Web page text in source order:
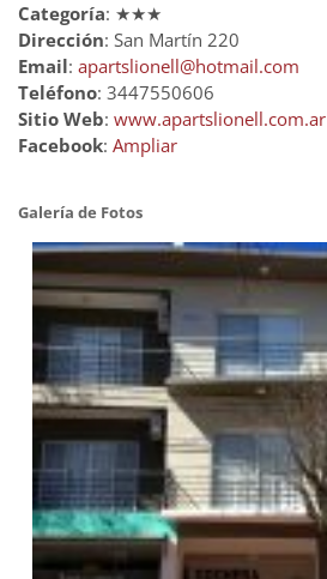
Categoría: ★★★
Dirección: San Martín 220
Email: apartslionell@hotmail.com
Teléfono: 3447550606
Sitio Web: www.apartslionell.com.ar
Facebook: Ampliar
Galería de Fotos